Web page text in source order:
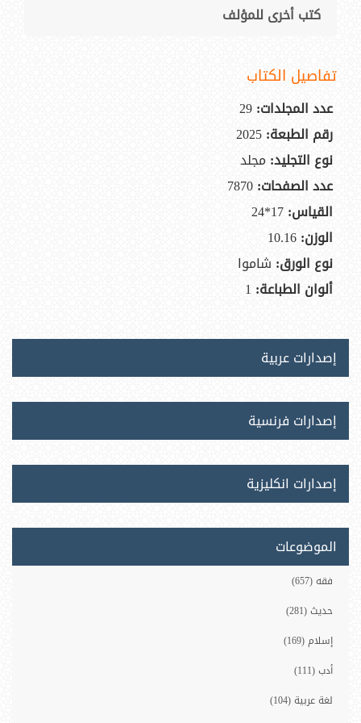
كتب أخرى للمؤلف
تفاصيل الكتاب
عدد المجلدات:29
رقم الطبعة:2025
نوع التجليد:مجلد
عدد الصفحات:7870
القياس:17*24
الوزن:10.16
نوع الورق: شاموا
ألوان الطباعة: 1
إصدارات عربية
إصدارات فرنسية
إصدارات انكليزية
الموضوعات
فقه (657)
حديث (281)
إسلام (169)
أدب (111)
لغة عربية (104)